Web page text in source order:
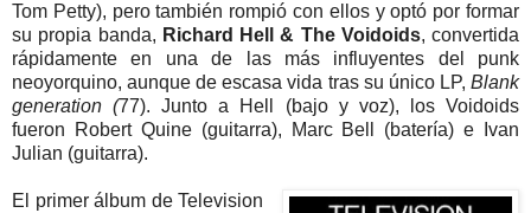
Tom Petty), pero también rompió con ellos y optó por formar
su propia banda, Richard Hell & The Voidoids, convertida
rápidamente en una de las más influyentes del punk
neoyorquino, aunque de escasa vida tras su único LP, Blank
generation (77). Junto a Hell (bajo y voz), los Voidoids
fueron Robert Quine (guitarra), Marc Bell (batería) e Ivan
Julian (guitarra).
El primer álbum de Television